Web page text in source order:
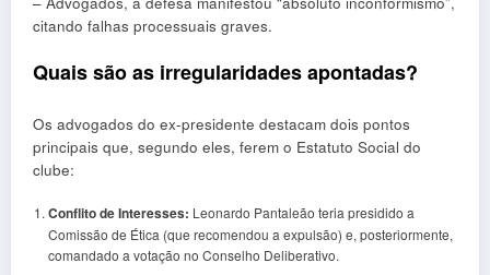
citando falhas processuais graves.
Quais são as irregularidades apontadas?
Os advogados do ex-presidente destacam dois pontos
principais que, segundo eles, ferem o Estatuto Social do
clube:
Conflito de Interesses: Leonardo Pantaleão teria presidido a
Comissão de Ética (que recomendou a expulsão) e, posteriormente,
comandado a votação no Conselho Deliberativo.